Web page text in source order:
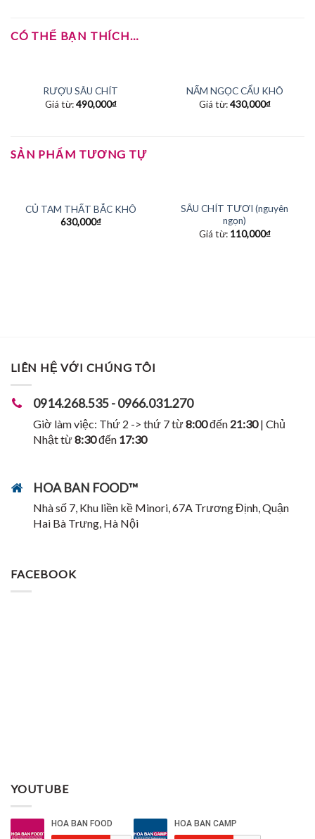
CÓ THỂ BẠN THÍCH…
RƯỢU SÂU CHÍT
Giá từ:490,000₫
NẤM NGỌC CẨU KHÔ
Giá từ:430,000₫
SẢN PHẨM TƯƠNG TỰ
CỦ TAM THẤT BẮC KHÔ
630,000₫
HẾT HÀNG
SÂU CHÍT TƯƠI (nguyên
ngọn)
Giá từ: 110,000₫
LIÊN HỆ VỚI CHÚNG TÔI
0914.268.535 - 0966.031.270
Giờ làm việc: Thứ 2 -> thứ 7 từ8:00đến 21:30| Chủ
Nhật từ8:30đến 17:30
HOA BAN FOOD™
Nhà số 7, Khu liền kề Minori, 67A Trương Định, Quận
Hai Bà Trưng, Hà Nội
FACEBOOK
YOUTUBE